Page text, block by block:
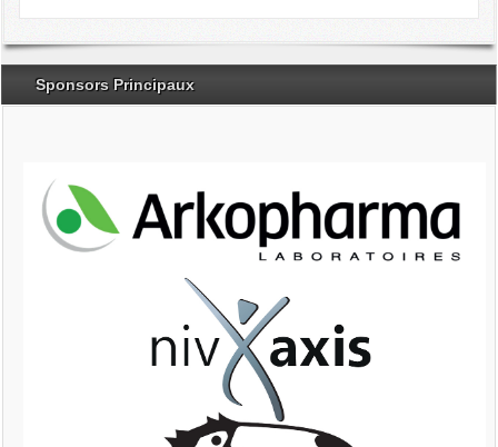
Sponsors Principaux